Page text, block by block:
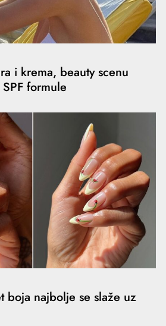
i krema, beauty scenu
formule
boja najbolje se slaže uz